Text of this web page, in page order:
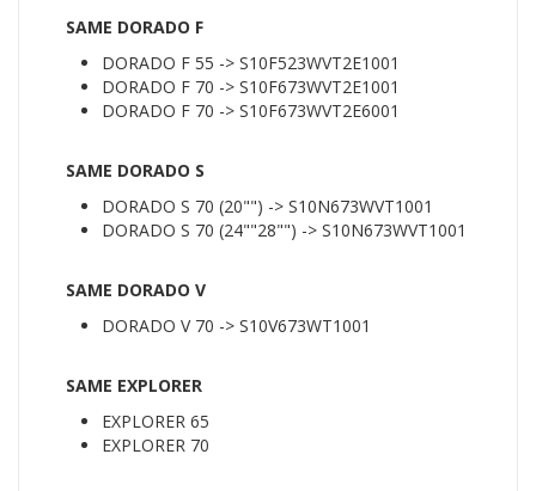
SAME DORADO F
DORADO F 55 -> S10F523WVT2E1001
DORADO F 70 -> S10F673WVT2E1001
DORADO F 70 -> S10F673WVT2E6001
SAME DORADO S
DORADO S 70 (20"") -> S10N673WVT1001
DORADO S 70 (24""28"") -> S10N673WVT1001
SAME DORADO V
DORADO V 70 -> S10V673WT1001
SAME EXPLORER
EXPLORER 65
EXPLORER 70